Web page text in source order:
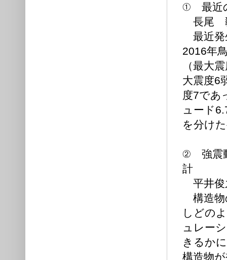
① 最近
長尾
最近発
2016年
（最大
大震度6
度7であ
ュード
を分け
② 強震
計
平井俊
構造物
しどの
ュレー
きるか
構造物